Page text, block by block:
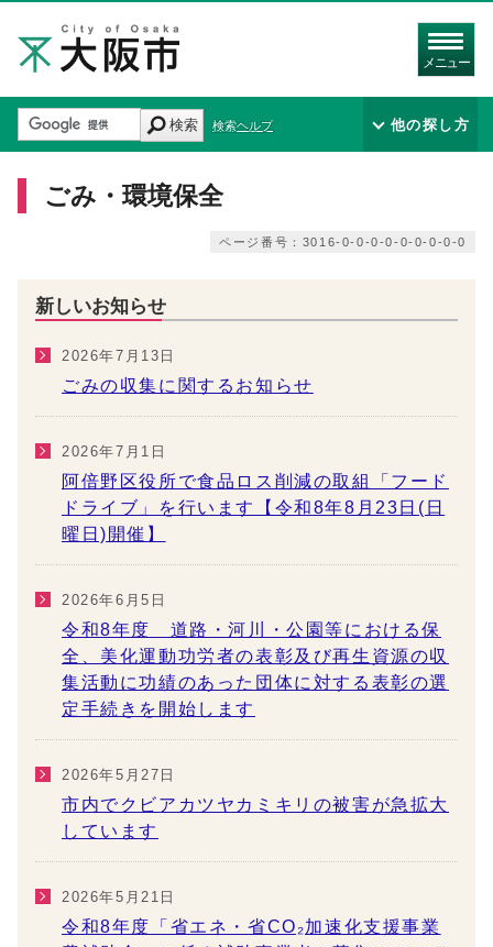
メニュー
検索 検索ヘルプ 他の探し方
ごみ・環境保全
ページ番号：3016-0-0-0-0-0-0-0-0-0
新しいお知らせ
2026年7月13日
ごみの収集に関するお知らせ
2026年7月1日
阿倍野区役所で食品ロス削減の取組「フード
ドライブ」を行います【令和8年8月23日(日
曜日)開催】
2026年6月5日
令和8年度 道路・河川・公園等における保
全、美化運動功労者の表彰及び再生資源の収
集活動に功績のあった団体に対する表彰の選
定手続きを開始します
2026年5月27日
市内でクビアカツヤカミキリの被害が急拡大
しています
2026年5月21日
令和8年度「省エネ・省CO₂加速化支援事業